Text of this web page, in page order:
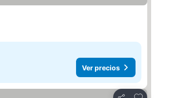
Ver precios
Añadir a favoritos